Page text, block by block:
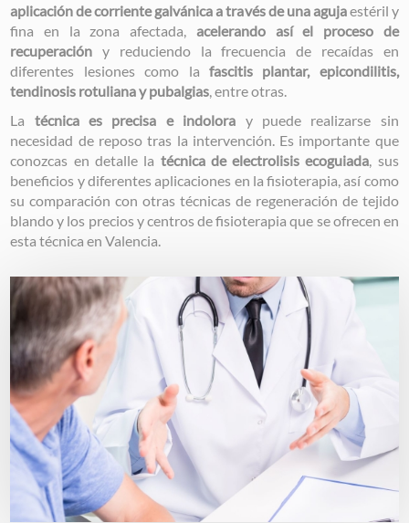
aplicación de corriente galvánica a través de una agujaestéril y
fina en la zona afectada, acelerando así el proceso de
recuperación y reduciendo la frecuencia de recaídas en
diferentes lesiones como la fascitis plantar, epicondilitis,
tendinosis rotuliana y pubalgias, entre otras.
La técnica es precisa e indolora y puede realizarse sin
necesidad de reposo tras la intervención. Es importante que
conozcas en detalle la técnica de electrolisis ecoguiada, sus
beneficios y diferentes aplicaciones en la fisioterapia, así como
su comparación con otras técnicas de regeneración de tejido
blando y los precios y centros de fisioterapia que se ofrecen en
esta técnica en Valencia.
Image